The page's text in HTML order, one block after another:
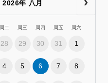
2026年 八月
周二 周三 周四 周五 周六
28 29 30 31 1
4 5 6 7 8